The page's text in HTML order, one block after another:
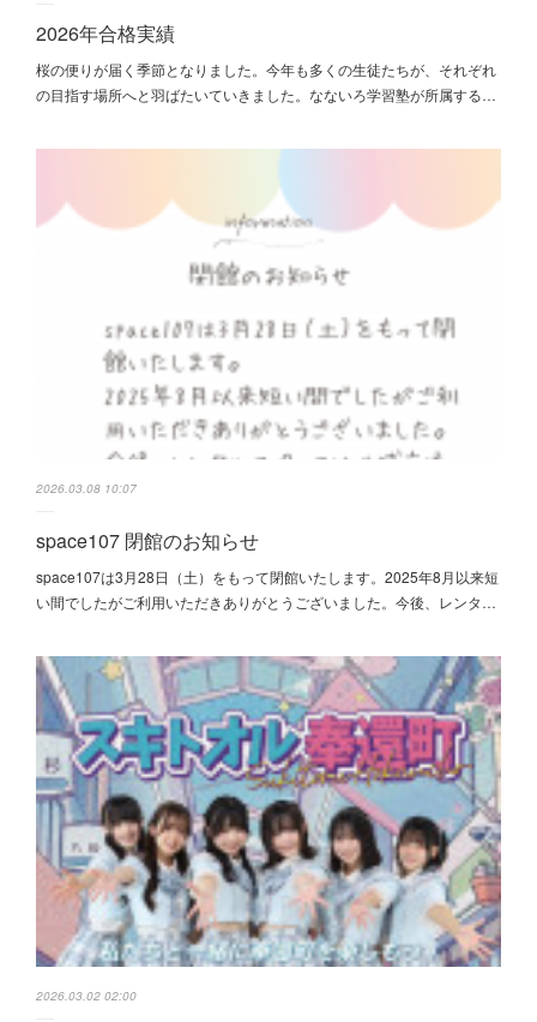
2026年合格実績
桜の便りが届く季節となりました。今年も多くの生徒たちが、それぞれ
の目指す場所へと羽ばたいていきました。なないろ学習塾が所属する…
2026.03.08 10:07
space107 閉館のお知らせ
space107は3月28日（土）をもって閉館いたします。2025年8月以来短
い間でしたがご利用いただきありがとうございました。今後、レンタ…
2026.03.02 02:00